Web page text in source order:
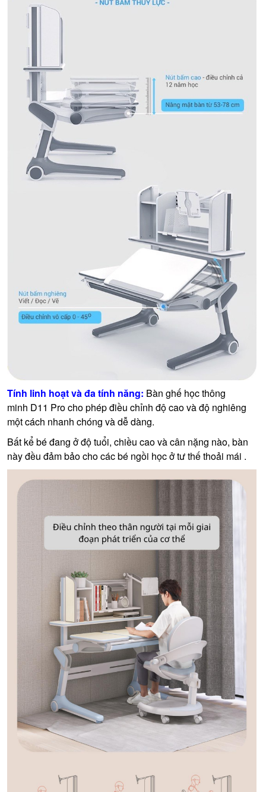
Tính linh hoạt và đa tính năng: Bàn ghế học thông
minh D11 Pro cho phép điều chỉnh độ cao và độ nghiêng
một cách nhanh chóng và dễ dàng.
Bất kể bé đang ở độ tuổi, chiều cao và cân nặng nào, bàn
này đều đảm bảo cho các bé ngồi học ở tư thế thoải mái .